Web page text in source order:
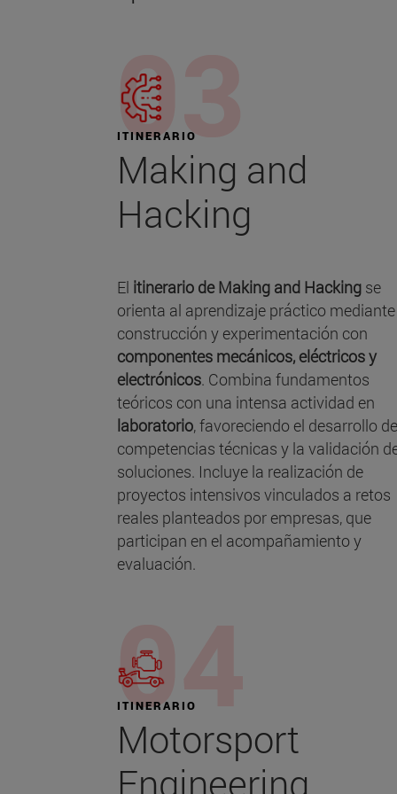
ITINERARIO
Making and
Hacking
El itinerario de Making and Hacking se
orienta al aprendizaje práctico
construcción y experimentación con
componentes mecánicos, eléctricos y
electrónicos. Combina fundamentos
teóricos con una intensa actividad en
laboratorio, favoreciendo el desarrollo de
competencias técnicas y la validación
soluciones. Incluye la realización de
proyectos intensivos vinculados a retos
reales planteados por empresas, que
participan en el acompañamiento y
evaluación.
ITINERARIO
Motorsport
Engineering